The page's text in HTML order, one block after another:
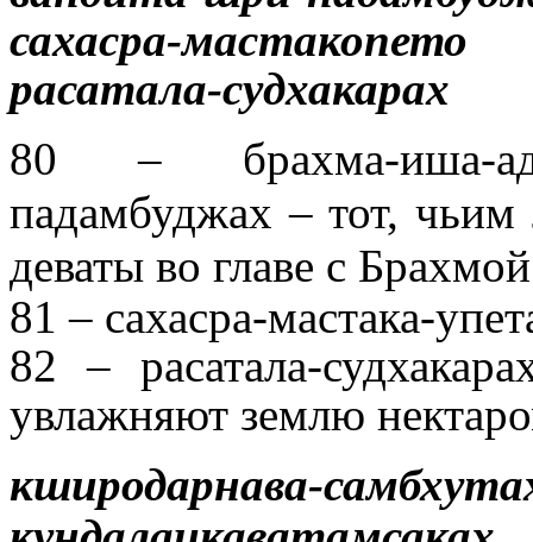
сахасра-мастакопето
расатала-судхакарах
80 – брахма-иша-ади-
падамбуджах – тот,
деваты во главе с
81 – сахасра-мастака-
82 – расатала-
увлажняют землю
кширодарнава-